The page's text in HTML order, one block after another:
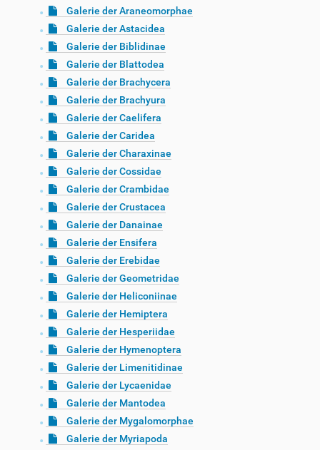
Galerie der Araneomorphae
Galerie der Astacidea
Galerie der Biblidinae
Galerie der Blattodea
Galerie der Brachycera
Galerie der Brachyura
Galerie der Caelifera
Galerie der Caridea
Galerie der Charaxinae
Galerie der Cossidae
Galerie der Crambidae
Galerie der Crustacea
Galerie der Danainae
Galerie der Ensifera
Galerie der Erebidae
Galerie der Geometridae
Galerie der Heliconiinae
Galerie der Hemiptera
Galerie der Hesperiidae
Galerie der Hymenoptera
Galerie der Limenitidinae
Galerie der Lycaenidae
Galerie der Mantodea
Galerie der Mygalomorphae
Galerie der Myriapoda